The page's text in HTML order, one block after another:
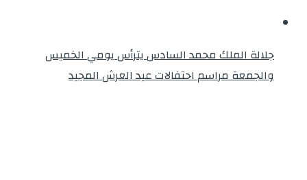
جلالة الملك محمد السادس يترأس يومي الخميس
والجمعة مراسم احتفالات عيد العرش المجيد